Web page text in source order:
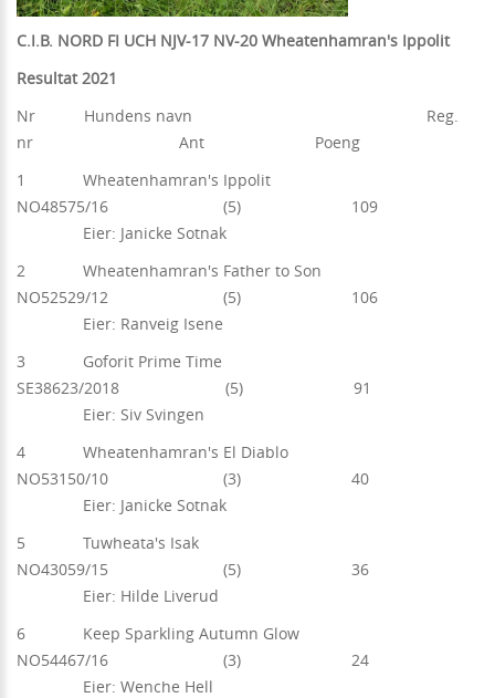
C.I.B. NORD FI UCH NJV-17 NV-20 Wheatenhamran's Ippolit
Resultat 2021
Nr Hundens navn Reg.
nr Ant Poeng
1 Wheatenhamran's Ippolit
NO48575/16 (5) 109
Eier: Janicke Sotnak
2 Wheatenhamran's Father to Son
NO52529/12 (5) 106
Eier: Ranveig Isene
3 Goforit Prime Time
SE38623/2018 (5) 91
Eier: Siv Svingen
4 Wheatenhamran's El Diablo
NO53150/10 (3) 40
Eier: Janicke Sotnak
5 Tuwheata's Isak
NO43059/15 (5) 36
Eier: Hilde Liverud
6 Keep Sparkling Autumn Glow
NO54467/16 (3) 24
Eier: Wenche Hell